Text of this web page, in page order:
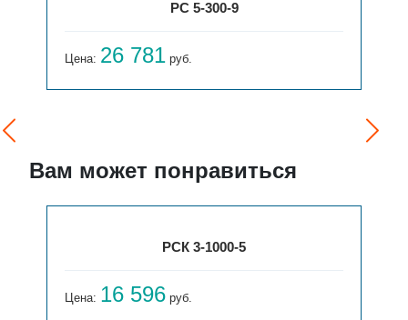
РС 5-300-9
Цена: 26 781 руб.
Вам может понравиться
РСК 3-1000-5
Цена: 16 596 руб.